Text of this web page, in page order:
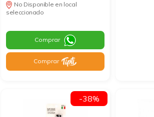
No Disponible en local
seleccionado
Comprar
Comprar
-38%